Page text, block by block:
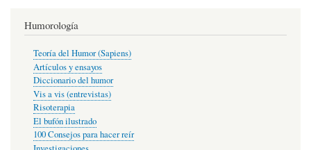
Humorología
Teoría del Humor (Sapiens)
Artículos y ensayos
Diccionario del humor
Vis a vis (entrevistas)
Risoterapia
El bufón ilustrado
100 Consejos para hacer reír